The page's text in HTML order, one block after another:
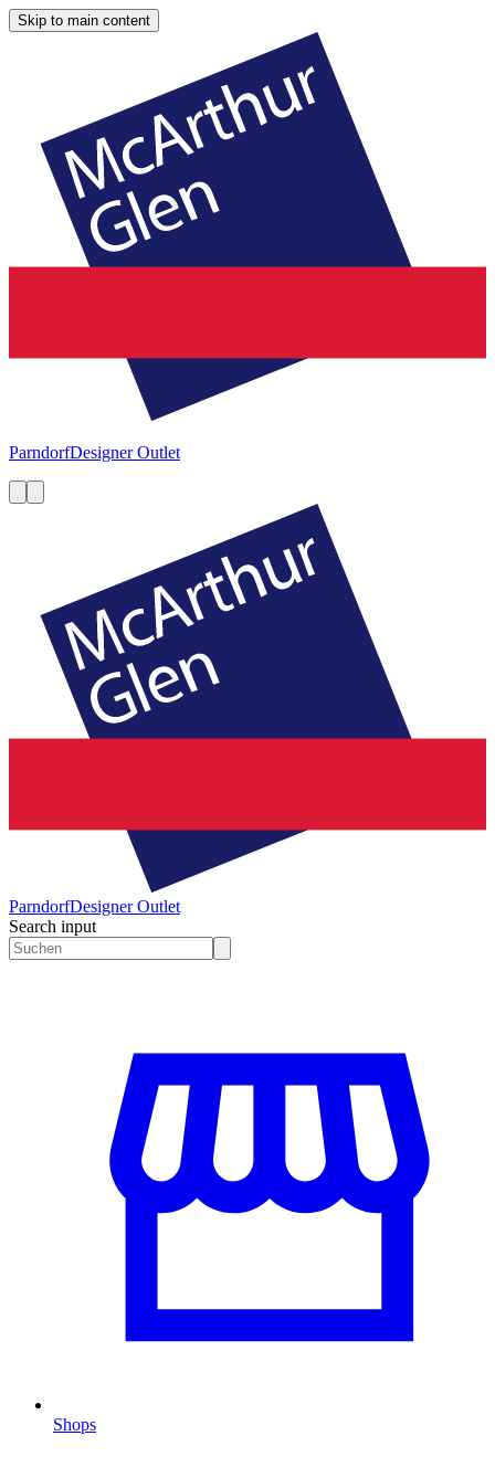
Skip to main content
ParndorfDesigner Outlet
ParndorfDesigner Outlet
Search input
Shops